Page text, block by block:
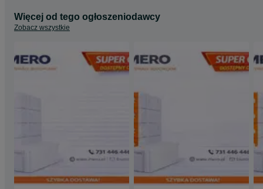
Więcej od tego ogłoszeniodawcy
Zobacz wszystkie